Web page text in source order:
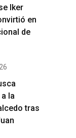
Iker
en
de
la
tras